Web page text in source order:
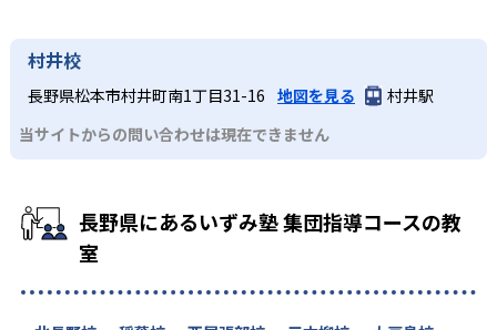
村井校
長野県松本市村井町南1丁目31-16 地図を見る
村井駅
当サイトからの問い合わせは現在できません
長野県にあるいずみ塾 集団指導コースの教
室